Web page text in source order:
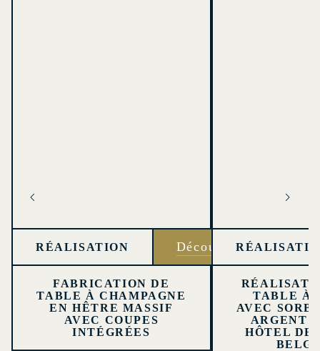
RÉALISATION Découvrir
FABRICATION DE
TABLE À CHAMPAGNE
EN HÊTRE MASSIF
AVEC COUPES
INTÉGRÉES
TABLE À
AVEC
ARGENT
HÔTEL DE